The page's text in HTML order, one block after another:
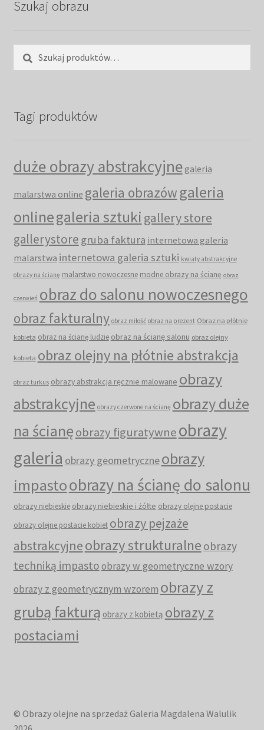
Szukaj obrazu
Tagi produktów
duże obrazy abstrakcyjne galeria
malarstwa online galeria obrazów galeria
onlinegaleria sztuki gallery store
gallerystore gruba faktura internetowa galeria
malarstwa internetowa galeria sztuki kwiaty abstrakcyjne
obrazy na ścianę malarstwo nowoczesne modne obrazy na ścianę obraz
czerwień obraz do salonu nowoczesnego
obraz fakturalny obraz miłość obraz na prezent Obraz na płótnie
kobieta obraz na ścianę ludzie obraz na ścianę salonu obraz olejny
kobieta obraz olejny na płótnie abstrakcja
obraz turkus obrazy abstrakcja ręcznie malowane obrazy
abstrakcyjne obrazy czerwone na ścianę obrazy duże
na ścianęobrazy figuratywneobrazy
galeria obrazy geometryczneobrazy
impastoobrazy na ścianę do salonu
obrazy niebieskie obrazy niebieskie i żółte obrazy olejne postacie
obrazy olejne postacie kobiet obrazy pejzaże
abstrakcyjneobrazy strukturalne obrazy
techniką impastoobrazy w geometryczne wzory
obrazy z geometrycznym wzorem obrazy z
grubą fakturą obrazy z kobietą obrazy z
postaciami
© Obrazy olejne na sprzedaż Galeria Magdalena Walulik